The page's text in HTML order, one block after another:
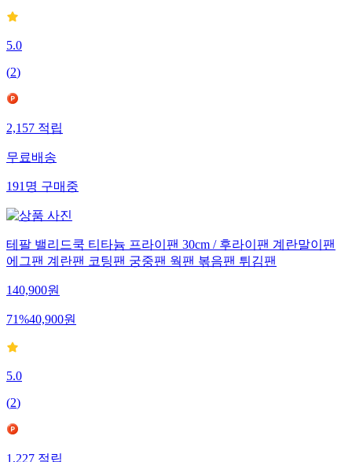
5.0
(2)
2,157 적립
무료배송
191 명 구매중
테팔 밸리드쿡 티타늄 프라이팬 30cm / 후라이팬 계란말이팬
에그팬 계란팬 코팅팬 궁중팬 웍팬 볶음팬 튀김팬
140,900원
71%40,900원
5.0
(2)
1,227 적립